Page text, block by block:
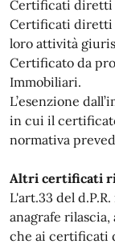
Certificati diretti
Certificati diretti
loro attività
Certificato da
Immobiliari.
L’esenzione
in cui il
normativa
Altri certificati
L'art.33 del
anagrafe
che ai certificati